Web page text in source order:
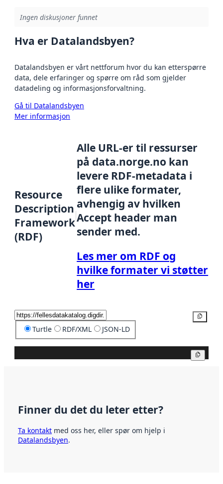
Ingen diskusjoner funnet
Hva er Datalandsbyen?
Datalandsbyen er vårt nettforum hvor du kan etterspørre
data, dele erfaringer og spørre om råd som gjelder
datadeling og informasjonsforvaltning.
Gå til Datalandsbyen
Mer informasjon
Resource
Description
Framework
(RDF)
Alle URL-er til ressurser
på data.norge.no kan
levere RDF-metadata i
flere ulike formater,
avhengig av hvilken
Accept header man
sender med.
Les mer om RDF og
hvilke formater vi støtter
her
Turtle RDF/XML JSON-LD
Finner du det du leter etter?
Ta kontakt med oss her, eller spør om hjelp i
Datalandsbyen.